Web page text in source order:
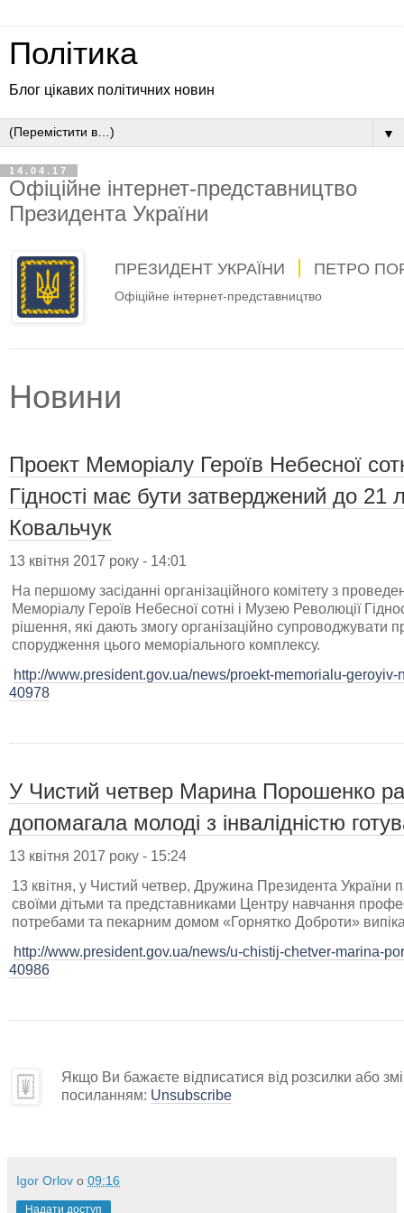
Політика
Блог цікавих політичних новин
▼
14.04.17
Офіційне інтернет-представництво
Президента України
ПРЕЗИДЕНТ УКРАЇНИ ПЕТРО
Офіційне інтернет-представництво
Новини
Проект Меморіалу Героїв Небесної
Гідності має бути затверджений до 21
Ковальчук
13 квітня 2017 року - 14:01
На першому засіданні організаційного комітету з
Меморіалу Героїв Небесної сотні і Музею Революції
рішення, які дають змогу організаційно супроводжувати
спорудження цього меморіального комплексу.
http://www.president.gov.ua/news/proekt-memorialu-
40978
У Чистий четвер Марина Порошенко
допомагала молоді з інвалідністю
13 квітня 2017 року - 15:24
13 квітня, у Чистий четвер, Дружина Президента
своїми дітьми та представниками Центру навчання
потребами та пекарним домом «Горнятко Доброти»
http://www.president.gov.ua/news/u-chistij-chetver-marina-
40986
Якщо Ви бажаєте відписатися від розсилки або
посиланням: Unsubscribe
Igor Orlov о 09:16
Надати доступ